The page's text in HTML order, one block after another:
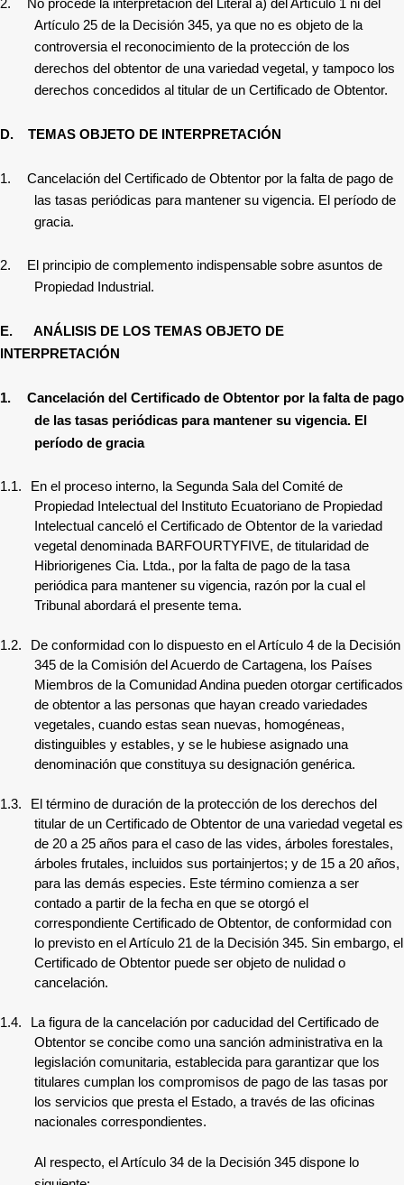
2.
No procede la interpretación del Literal a) del Artículo 1 ni del
Artículo 25 de la Decisión 345, ya que no es objeto de la
controversia el reconocimiento de la protección de los
derechos del obtentor de una variedad vegetal, y tampoco los
derechos concedidos al titular de un Certificado de Obtentor.
D. TEMAS OBJETO DE INTERPRETACIÓN
1.
Cancelación del Certificado de Obtentor por la falta de pago de
las tasas periódicas para mantener su vigencia. El período de
gracia.
2.
El principio de complemento indispensable sobre asuntos de
Propiedad Industrial.
E. ANÁLISIS DE LOS TEMAS OBJETO DE
INTERPRETACIÓN
1.
Cancelación del Certificado de Obtentor por la falta de pago
de las tasas periódicas para mantener su vigencia. El
período de gracia
1.1.
En el proceso interno, la Segunda Sala del Comité de
Propiedad Intelectual del Instituto Ecuatoriano de Propiedad
Intelectual canceló el Certificado de Obtentor de la variedad
vegetal denominada BARFOURTYFIVE, de titularidad de
Hibriorigenes Cia. Ltda., por la falta de pago de la tasa
periódica para mantener su vigencia, razón por la cual el
Tribunal abordará el presente tema.
1.2.
De conformidad con lo dispuesto en el Artículo 4 de la Decisión
345 de la Comisión del Acuerdo de Cartagena, los Países
Miembros de la Comunidad Andina pueden otorgar certificados
de obtentor a las personas que hayan creado variedades
vegetales, cuando estas sean nuevas, homogéneas,
distinguibles y estables, y se le hubiese asignado una
denominación que constituya su designación genérica.
1.3.
El término de duración de la protección de los derechos del
titular de un Certificado de Obtentor de una variedad vegetal es
de 20 a 25 años para el caso de las vides, árboles forestales,
árboles frutales, incluidos sus portainjertos; y de 15 a 20 años,
para las demás especies. Este término comienza a ser
contado a partir de la fecha en que se otorgó el
correspondiente Certificado de Obtentor, de conformidad con
lo previsto en el Artículo 21 de la Decisión 345. Sin embargo, el
Certificado de Obtentor puede ser objeto de nulidad o
cancelación.
1.4.
La figura de la cancelación por caducidad del Certificado de
Obtentor se concibe como una sanción administrativa en la
legislación comunitaria, establecida para garantizar que los
titulares cumplan los compromisos de pago de las tasas por
los servicios que presta el Estado, a través de las oficinas
nacionales correspondientes.
Al respecto, el Artículo 34 de la Decisión 345 dispone lo